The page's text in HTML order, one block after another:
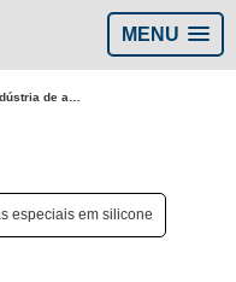
MENU
especiais em silicone